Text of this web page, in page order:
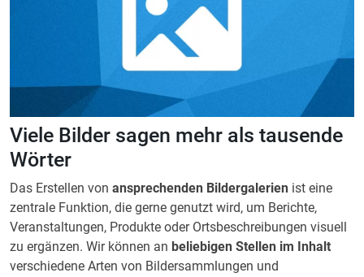
Viele Bilder sagen mehr als tausende
Wörter
Das Erstellen von ansprechenden Bildergalerien ist eine
zentrale Funktion, die gerne genutzt wird, um Berichte,
Veranstaltungen, Produkte oder Ortsbeschreibungen visuell
zu ergänzen. Wir können an beliebigen Stellen im Inhalt
verschiedene Arten von Bildersammlungen und